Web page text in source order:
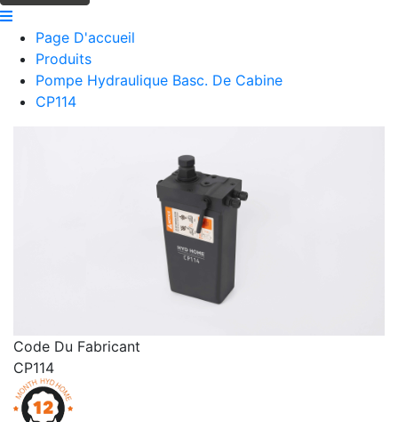
Page D'accueil
Produits
Pompe Hydraulique Basc. De Cabine
CP114
Code Du Fabricant
CP114